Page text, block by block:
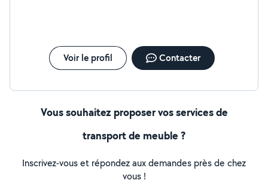
Voir le profil Contacter
Vous souhaitez proposer vos services de
transport de meuble ?
Inscrivez-vous et répondez aux demandes près de chez
vous !